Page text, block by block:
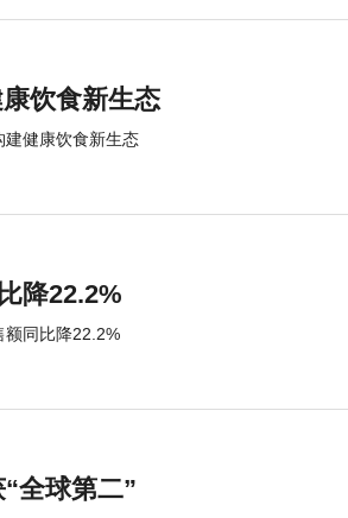
饮食新生态
建健康饮食新生态
降22.2%
额同比降22.2%
全球第二”